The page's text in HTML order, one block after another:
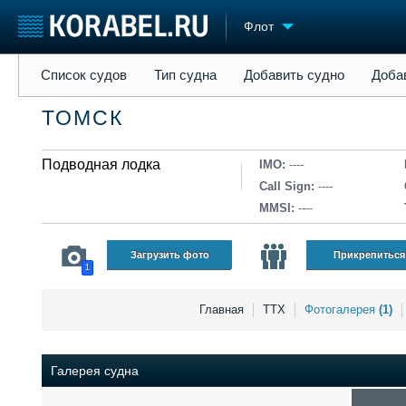
Флот
Судостроение
Пульс
Компании
Журнал
Торговая площадка
Оборудование
Список судов Тип судна Добавить судно
ТОМСК
Подводная лодка IMO: ----
Call Sign: ----
MMSI: ----
1
Загрузить фото Прикрепиться
Главная ТТХ Фотогалерея (1)
Галерея судна